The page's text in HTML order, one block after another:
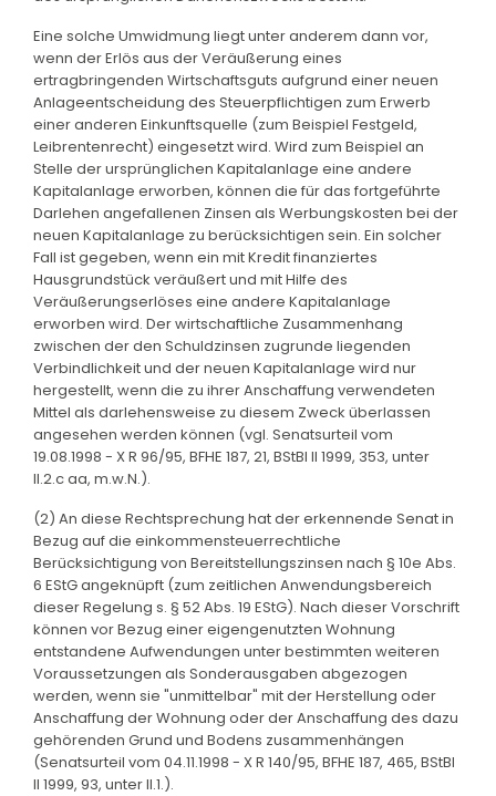
Eine solche Umwidmung liegt unter anderem dann vor,
wenn der Erlös aus der Veräußerung eines
ertragbringenden Wirtschaftsguts aufgrund einer neuen
Anlageentscheidung des Steuerpflichtigen zum Erwerb
einer anderen Einkunftsquelle (zum Beispiel Festgeld,
Leibrentenrecht) eingesetzt wird. Wird zum Beispiel an
Stelle der ursprünglichen Kapitalanlage eine andere
Kapitalanlage erworben, können die für das fortgeführte
Darlehen angefallenen Zinsen als Werbungskosten bei der
neuen Kapitalanlage zu berücksichtigen sein. Ein solcher
Fall ist gegeben, wenn ein mit Kredit finanziertes
Hausgrundstück veräußert und mit Hilfe des
Veräußerungserlöses eine andere Kapitalanlage
erworben wird. Der wirtschaftliche Zusammenhang
zwischen der den Schuldzinsen zugrunde liegenden
Verbindlichkeit und der neuen Kapitalanlage wird nur
hergestellt, wenn die zu ihrer Anschaffung verwendeten
Mittel als darlehensweise zu diesem Zweck überlassen
angesehen werden können (vgl. Senatsurteil vom
19.08.1998 - X R 96/95, BFHE 187, 21, BStBl II 1999, 353, unter
II.2.c aa, m.w.N.).
(2) An diese Rechtsprechung hat der erkennende Senat in
Bezug auf die einkommensteuerrechtliche
Berücksichtigung von Bereitstellungszinsen nach § 10e Abs.
6 EStG angeknüpft (zum zeitlichen Anwendungsbereich
dieser Regelung s. § 52 Abs. 19 EStG). Nach dieser Vorschrift
können vor Bezug einer eigengenutzten Wohnung
entstandene Aufwendungen unter bestimmten weiteren
Voraussetzungen als Sonderausgaben abgezogen
werden, wenn sie "unmittelbar" mit der Herstellung oder
Anschaffung der Wohnung oder der Anschaffung des dazu
gehörenden Grund und Bodens zusammenhängen
(Senatsurteil vom 04.11.1998 - X R 140/95, BFHE 187, 465, BStBl
II 1999, 93, unter II.1.).